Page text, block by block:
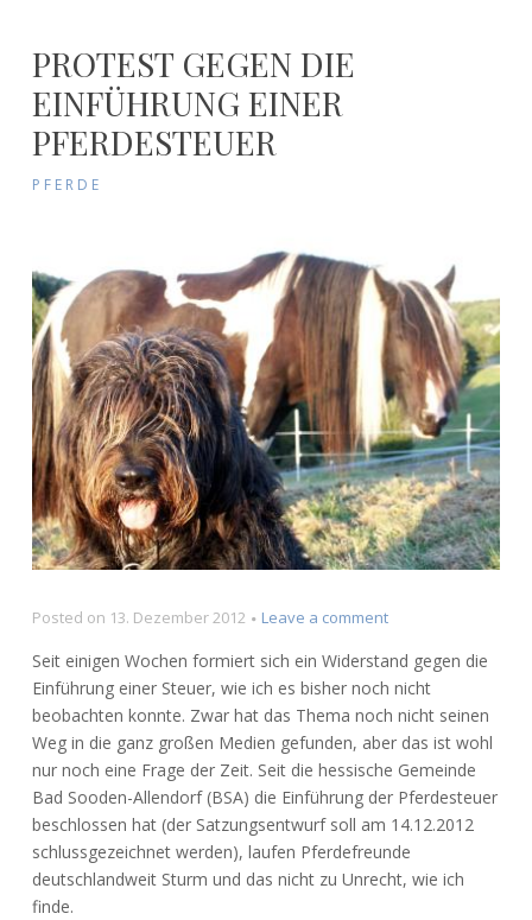
PROTEST GEGEN DIE
EINFÜHRUNG EINER
PFERDESTEUER
PFERDE
Posted on 13. Dezember 2012 Leave a commenton
gegen
die
Einführung
einer
Pferdesteuer
Seit einigen Wochen formiert sich ein Widerstand gegen die
Einführung einer Steuer, wie ich es bisher noch nicht
beobachten konnte. Zwar hat das Thema noch nicht seinen
Weg in die ganz großen Medien gefunden, aber das ist wohl
nur noch eine Frage der Zeit. Seit die hessische Gemeinde
Bad Sooden-Allendorf (BSA) die Einführung der Pferdesteuer
beschlossen hat (der Satzungsentwurf soll am 14.12.2012
schlussgezeichnet werden), laufen Pferdefreunde
deutschlandweit Sturm und das nicht zu Unrecht, wie ich
finde.